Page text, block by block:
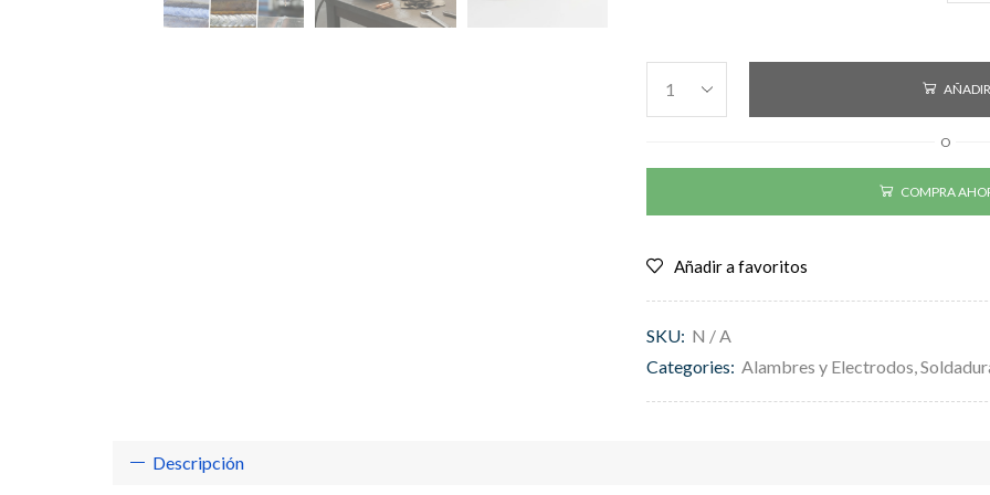
O
COMPRA
Añadir a favoritos
SKU: N / A
Categories: Alambres y Electrodos,
Descripción